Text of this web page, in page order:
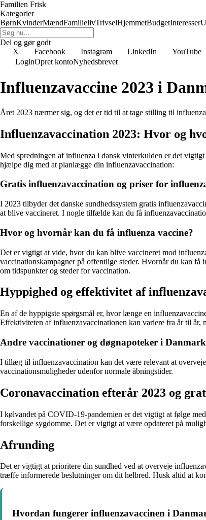
Familien Frisk
Kategorier
BørnKvinderMændFamilielivTrivselHjemmetBudgetInteresser
Del og gør godt
X
Facebook Instagram LinkedIn YouTube
LoginOpret kontoNyhedsbrevet
Influenzavaccine 2023 i
Året 2023 nærmer sig, og det er tid til at tage stilling til
Influenzavaccination 2023: Hvor og
Med spredningen af influenza i dansk vinterkulden er det
hjælpe dig med at planlægge din influenzavaccination:
Gratis influenzavaccination og priser for
I 2023 tilbyder det danske sundhedssystem gratis
at blive vaccineret. I nogle tilfælde kan du få
Hvor og hvornår kan du få influenza vaccine?
Det er vigtigt at vide, hvor du kan blive vaccineret mod
vaccinationskampagner på offentlige steder. Hvornår du kan
om tidspunkter og steder for vaccination.
Hyppighed og effektivitet af
En af de hyppigste spørgsmål er, hvor længe en
Effektiviteten af influenzavaccinationen kan variere fra år til år,
Andre vaccinationer og døgnapoteker i Danmark
I tillæg til influenzavaccination kan det være relevant at
vaccinationsmuligheder udenfor normale åbningstider.
Coronavaccination efterår 2023 og
I kølvandet på COVID-19-pandemien er det vigtigt at følge
forskellige sygdomme. Det er vigtigt at være opdateret på
Afrunding
Det er vigtigt at prioritere din sundhed ved at overveje
træffe informerede beslutninger om dit helbred. Husk altid at
Hvordan fungerer influenzavaccinen i